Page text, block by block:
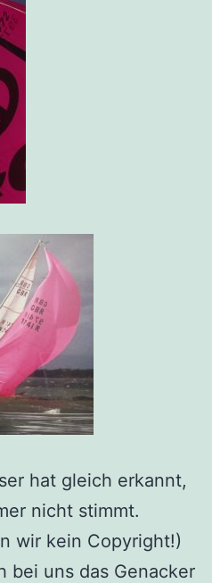
hat gleich erkannt,
nicht stimmt.
wir kein Copyright!)
bei uns das Genacker